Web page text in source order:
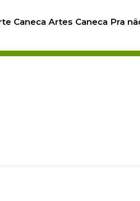
Caneca Artes Caneca Pra